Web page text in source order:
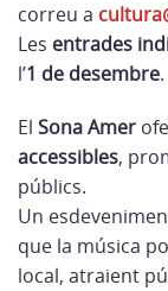
correu a
Les entrades
l’1 de desembre.
El Sona Amer
accessibles,
públics.
Un
que la música
local, atraient